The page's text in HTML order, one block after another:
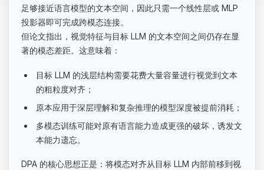
足够接近语言模型的文本空间，因此只需一个线性层或 MLP
投影器即可完成跨模态连接。
但论文指出，视觉特征与目标 LLM 的文本空间之间仍存在显
著的模态差距。这意味着：
目标 LLM 的浅层结构需要花费大量容量进行视觉到文本
的粗粒度对齐；
原本应用于深层理解和复杂推理的模型深度被提前消耗；
多模态训练可能对原有语言能力造成更强的破坏，诱发文
本能力遗忘。
DPA 的核心思想正是：将模态对齐从目标 LLM 内部前移到视